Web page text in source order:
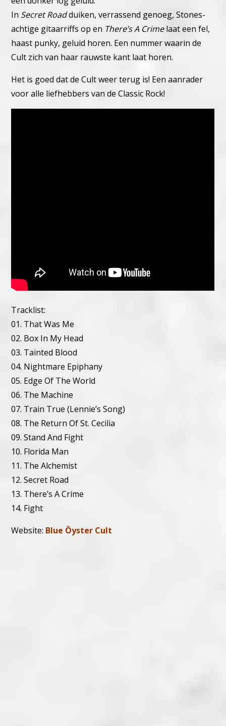
In Secret Roadduiken, verrassend genoeg, Stones-
achtige gitaarriffs op en There’s A Crimelaat een fel,
haast punky, geluid horen. Een nummer waarin de
Cult zich van haar rauwste kant laat horen.
Het is goed dat de Cult weer terug is! Een aanrader
voor alle liefhebbers van de Classic Rock!
Tracklist:
01. That Was Me
02. Box In My Head
03. Tainted Blood
04. Nightmare Epiphany
05. Edge Of The World
06. The Machine
07. Train True (Lennie’s Song)
08. The Return Of St. Cecilia
09. Stand And Fight
10. Florida Man
11. The Alchemist
12. Secret Road
13. There’s A Crime
14. Fight
Website: Blue Öyster Cult